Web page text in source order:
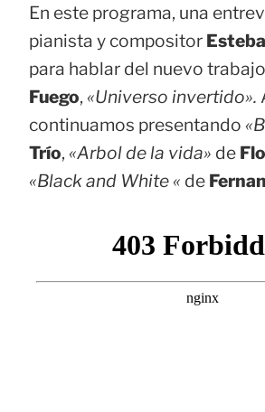
En este programa, una
pianista y compositor
para hablar del nuevo
Fuego, «Universo invertido».
continuamos presentando
Trío, «Arbol de la vida» de
«Black and White « de